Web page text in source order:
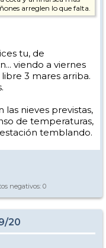
arreglen lo que falta.
tu, de
viendo a viernes
3 mares arriba.
nieves previstas,
de temperaturas,
temblando.
negativos: 0
20